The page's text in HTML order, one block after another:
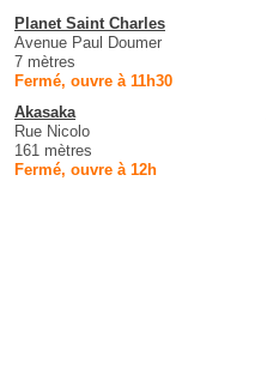
Planet Saint Charles
Avenue Paul Doumer
7 mètres
Fermé, ouvre à 11h30
Akasaka
Rue Nicolo
161 mètres
Fermé, ouvre à 12h